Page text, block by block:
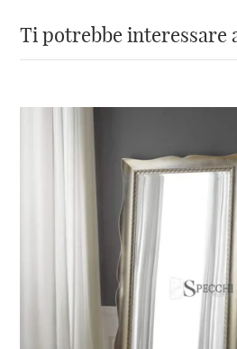
Ti potrebbe interessare